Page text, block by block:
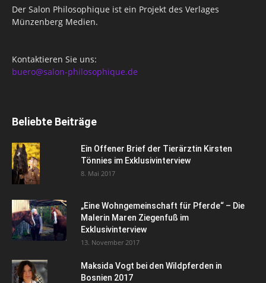
Der Salon Philosophique ist ein Projekt des Verlages
Münzenberg Medien.
Kontaktieren Sie uns:
buero@salon-philosophique.de
Beliebte Beiträge
Ein Offener Brief der Tierärztin Kirsten
Tönnies im Exklusivinterview
8. Mai 2017
„Eine Wohngemeinschaft für Pferde“ – Die
Malerin Maren Ziegenfuß im
Exklusivinterview
13. November 2017
Maksida Vogt bei den Wildpferden in
Bosnien 2017